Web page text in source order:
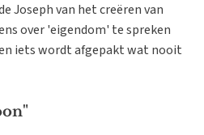
Joseph van het creëren van
over 'eigendom' te spreken
iets wordt afgepakt wat nooit